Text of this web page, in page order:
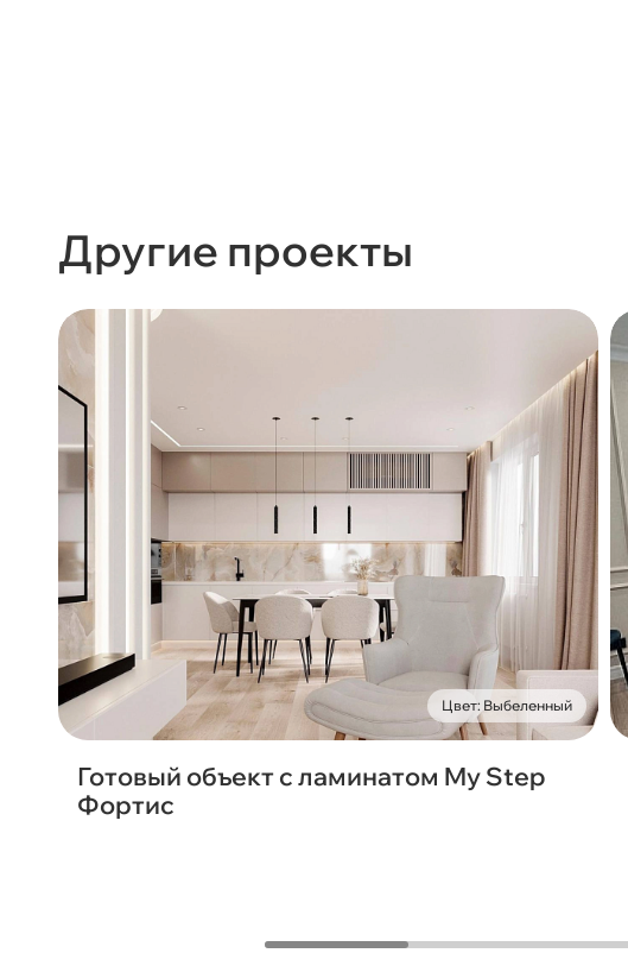
Другие проекты
Цвет: Выбеленный
Готовый объект с ламинатом My Step
Фортис